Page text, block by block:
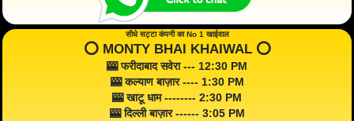
सीधे सट्टा कंपनी का No 1 खाईवाल
⭕️ MONTY BHAI KHAIWAL ⭕️
🎰 फरीदाबाद सवेरा --- 12:30 PM
🎰 कल्याण बाज़ार ---- 1:30 PM
🎰 खाटू धाम -------- 2:30 PM
🎰 दिल्ली बाज़ार ------ 3:05 PM